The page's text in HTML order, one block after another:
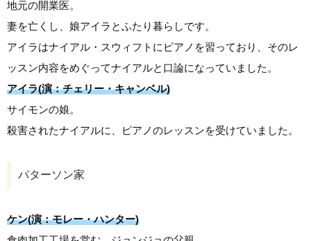
地元の開業医。
妻を亡くし、娘アイラとふたり暮らしです。
アイラはナイアル・スウィフトにピアノを習っており、そのレ
ッスン内容をめぐってナイアルと口論になっていました。
アイラ(演：チェリー・キャンベル)
サイモンの娘。
殺害されたナイアルに、ピアノのレッスンを受けていました。
パターソン家
ケン(演：モレー・ハンター)